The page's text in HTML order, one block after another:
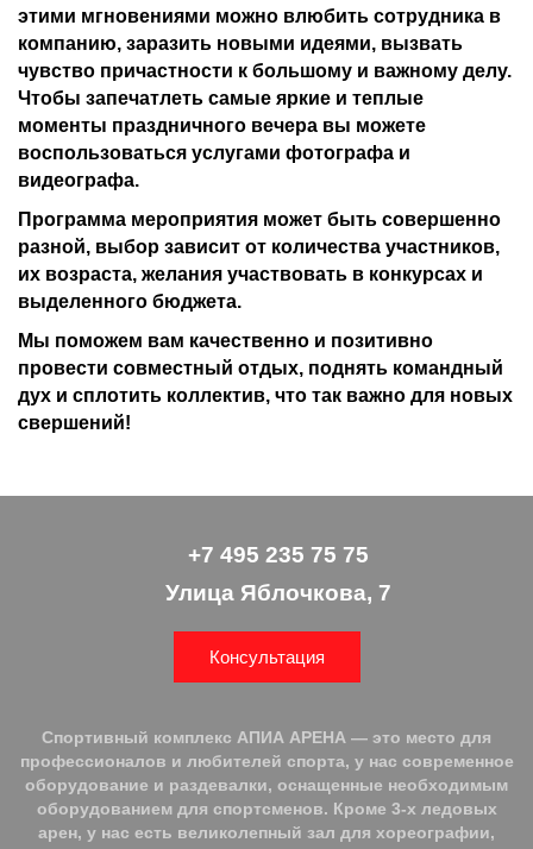
этими мгновениями можно влюбить сотрудника в
компанию, заразить новыми идеями, вызвать
чувство причастности к большому и важному делу.
Чтобы запечатлеть самые яркие и теплые
моменты праздничного вечера вы можете
воспользоваться услугами фотографа и
видеографа.
Программа мероприятия может быть совершенно
разной, выбор зависит от количества участников,
их возраста, желания участвовать в конкурсах и
выделенного бюджета.
Мы поможем вам качественно и позитивно
провести совместный отдых, поднять командный
дух и сплотить коллектив, что так важно для новых
свершений!
+7 495 235 75 75
Улица Яблочкова, 7
Консультация
Спортивный комплекс АПИА АРЕНА — это место для
профессионалов и любителей спорта, у нас современное
оборудование и раздевалки, оснащенные необходимым
оборудованием для спортсменов. Кроме 3-х ледовых
арен, у нас есть великолепный зал для хореографии,